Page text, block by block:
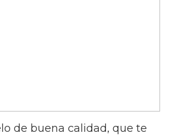
de buena calidad, que te